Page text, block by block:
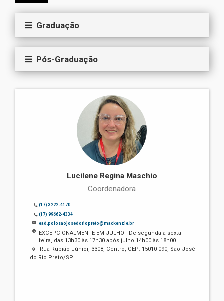
Graduação
Pós-Graduação
Lucilene Regina Maschio
Coordenadora
(17) 3222-4170
(17) 99662-4334
ead.polosaojosedoriopreto@mackenzie.br
EXCEPCIONALMENTE EM JULHO - De segunda a sexta-
feira, das 13h30 às 17h30 após julho 14h00 às 18h00.
Rua Rubião Júnior, 3308, Centro, CEP: 15010-090, São José
do Rio Preto/SP